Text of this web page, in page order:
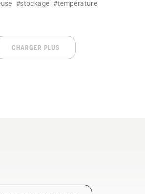
#stockage #température
CHARGER PLUS